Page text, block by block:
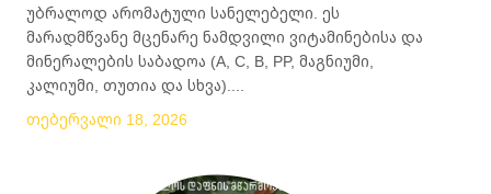
უბრალოდ არომატული სანელებელი. ეს
მარადმწვანე მცენარე ნამდვილი ვიტამინებისა და
მინერალების საბადოა (A, C, B, PP, მაგნიუმი,
კალიუმი, თუთია და სხვა)....
თებერვალი 18, 2026